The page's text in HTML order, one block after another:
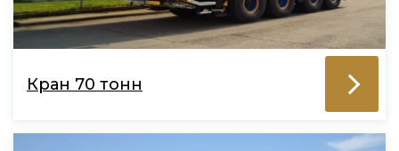
Кран 70 тонн